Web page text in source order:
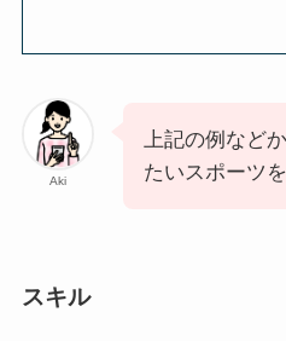
Aki
上記の例など
たいスポーツ
スキル